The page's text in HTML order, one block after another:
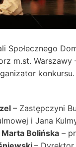
Społecznego
m.st. Warszawy
konkursu.
– Zastępczyni
i Jana
Bolińska –